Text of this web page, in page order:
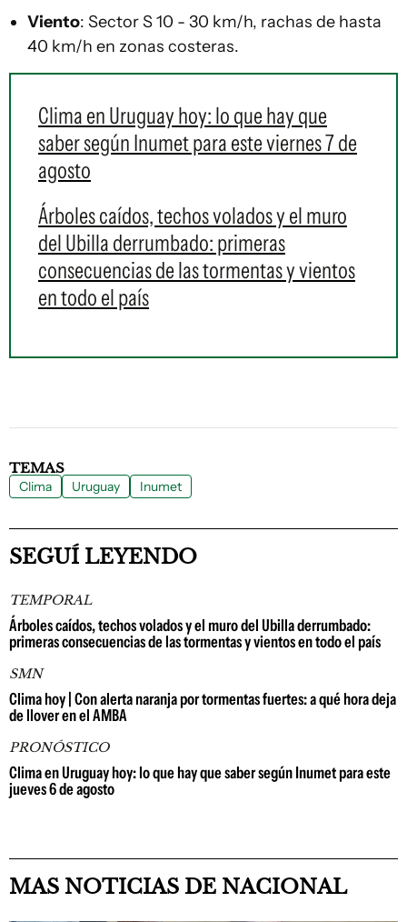
Viento: Sector S 10 - 30 km/h, rachas de hasta
40 km/h en zonas costeras.
Clima en Uruguay hoy: lo que hay que
saber según Inumet para este viernes 7 de
agosto
Árboles caídos, techos volados y el muro
del Ubilla derrumbado: primeras
consecuencias de las tormentas y vientos
en todo el país
TEMAS
Clima Uruguay Inumet
SEGUÍ LEYENDO
TEMPORAL
Árboles caídos, techos volados y el muro del Ubilla derrumbado:
primeras consecuencias de las tormentas y vientos en todo el país
SMN
Clima hoy | Con alerta naranja por tormentas fuertes: a qué hora deja
de llover en el AMBA
PRONÓSTICO
Clima en Uruguay hoy: lo que hay que saber según Inumet para este
jueves 6 de agosto
MAS NOTICIAS DE NACIONAL